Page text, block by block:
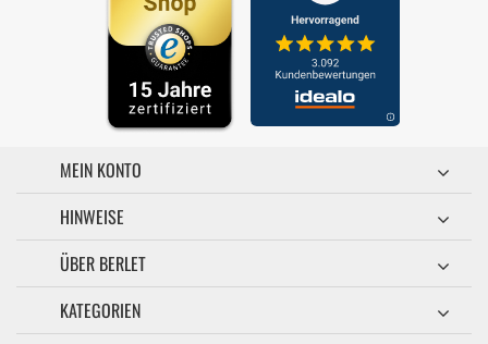
MEIN KONTO
HINWEISE
ÜBER BERLET
KATEGORIEN